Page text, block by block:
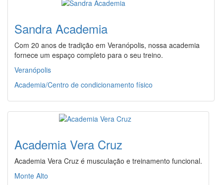
Sandra Academia
Com 20 anos de tradição em Veranópolis, nossa academia
fornece um espaço completo para o seu treino.
Veranópolis
Academia/Centro de condicionamento físico
Academia Vera Cruz
Academia Vera Cruz é musculação e treinamento funcional.
Monte Alto